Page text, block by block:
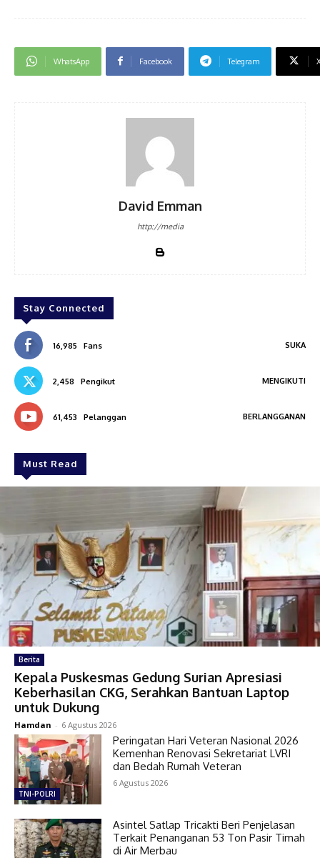
WhatsApp Facebook Telegram
David Emman
http://media
Stay Connected
16,985 Fans SUKA
2,458 Pengikut MENGIKUTI
61,453 Pelanggan BERLANGGANAN
Must Read
Berita
Kepala Puskesmas Gedung Surian Apresiasi
Keberhasilan CKG, Serahkan Bantuan Laptop
untuk Dukung
Hamdan - 6 Agustus 2026
TNI-POLRI
Peringatan Hari Veteran Nasional 2026
Kemenhan Renovasi Sekretariat LVRI
dan Bedah Rumah Veteran
6 Agustus 2026
Asintel Satlap Tricakti Beri Penjelasan
Terkait Penanganan 53 Ton Pasir Timah
di Air Merbau